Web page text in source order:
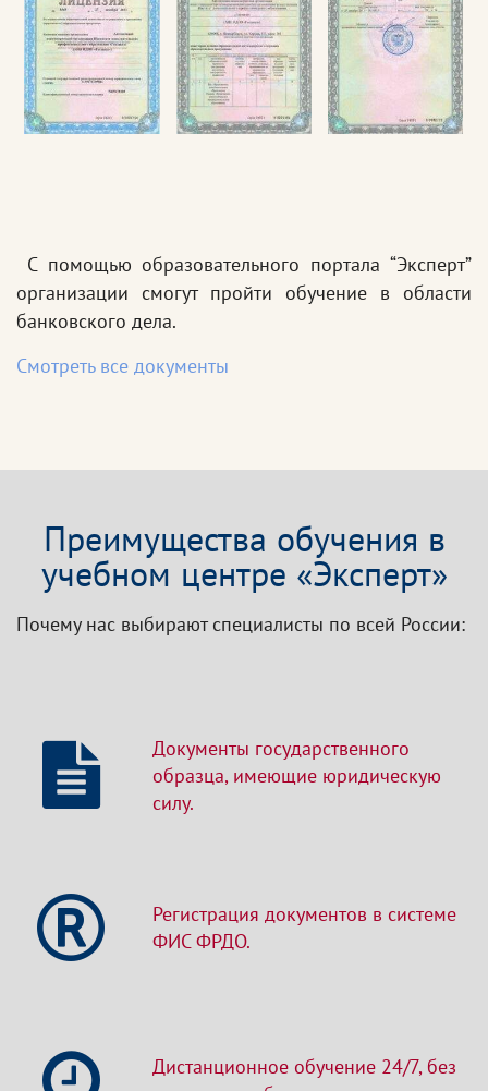
С помощью образовательного портала “Эксперт”
организации смогут пройти обучение в области
банковского дела.
Смотреть все документы
Преимущества обучения в
учебном центре «Эксперт»
Почему нас выбирают специалисты по всей России:
Документы государственного
образца, имеющие юридическую
силу.
Регистрация документов в системе
ФИС ФРДО.
Дистанционное обучение 24/7, без